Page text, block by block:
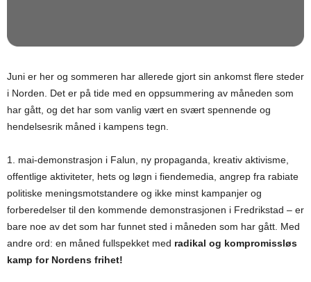
Juni er her og sommeren har allerede gjort sin ankomst flere steder
i Norden. Det er på tide med en oppsummering av måneden som
har gått, og det har som vanlig vært en svært spennende og
hendelsesrik måned i kampens tegn.
1. mai-demonstrasjon i Falun, ny propaganda, kreativ aktivisme,
offentlige aktiviteter, hets og løgn i fiendemedia, angrep fra rabiate
politiske meningsmotstandere og ikke minst kampanjer og
forberedelser til den kommende demonstrasjonen i Fredrikstad – er
bare noe av det som har funnet sted i måneden som har gått. Med
andre ord: en måned fullspekket med radikal og kompromissløs
kamp for Nordens frihet!